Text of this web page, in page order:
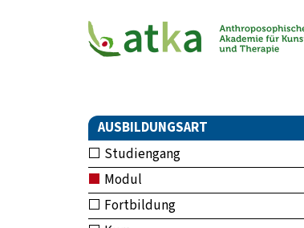
AUSBILDUNGSART
Studiengang
Modul
Fortbildung